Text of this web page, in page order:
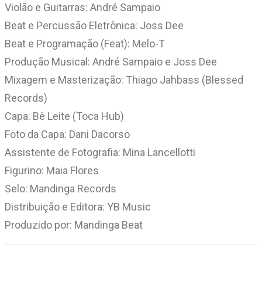
Violão e Guitarras: André Sampaio
Beat e Percussão Eletrônica: Joss Dee
Beat e Programação (Feat): Melo-T
Produção Musical: André Sampaio e Joss Dee
Mixagem e Masterização: Thiago Jahbass (Blessed
Records)
Capa: Bê Leite (Toca Hub)
Foto da Capa: Dani Dacorso
Assistente de Fotografia: Mina Lancellotti
Figurino: Maia Flores
Selo: Mandinga Records
Distribuição e Editora: YB Music
Produzido por: Mandinga Beat